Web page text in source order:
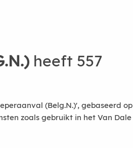
heeft 557
(Belg.N.)', gebaseerd op
zoals gebruikt in het Van Dale